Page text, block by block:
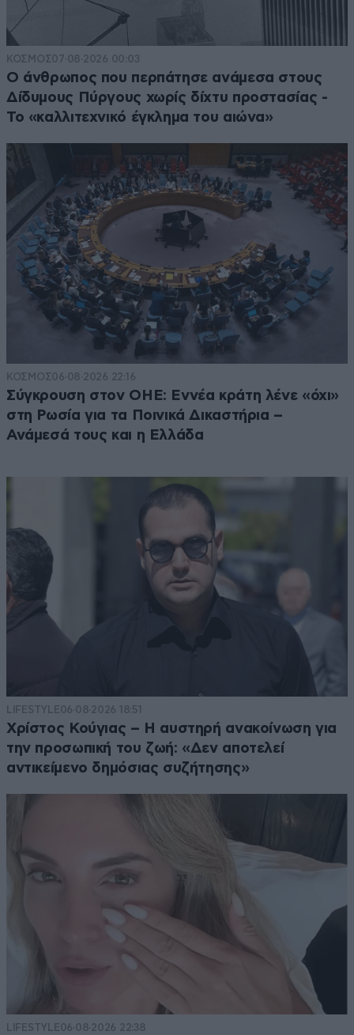
ΚΟΣΜΟΣ07·08·2026 00:03
Ο άνθρωπος που περπάτησε ανάμεσα στους
Δίδυμους Πύργους χωρίς δίχτυ προστασίας -
Το «καλλιτεχνικό έγκλημα του αιώνα»
ΚΟΣΜΟΣ06·08·2026 22:16
Σύγκρουση στον ΟΗΕ: Εννέα κράτη λένε «όχι»
στη Ρωσία για τα Ποινικά Δικαστήρια –
Ανάμεσά τους και η Ελλάδα
LIFESTYLE06·08·2026 18:51
Χρίστος Κούγιας – Η αυστηρή ανακοίνωση για
την προσωπική του ζωή: «Δεν αποτελεί
αντικείμενο δημόσιας συζήτησης»
LIFESTYLE06·08·2026 22:38